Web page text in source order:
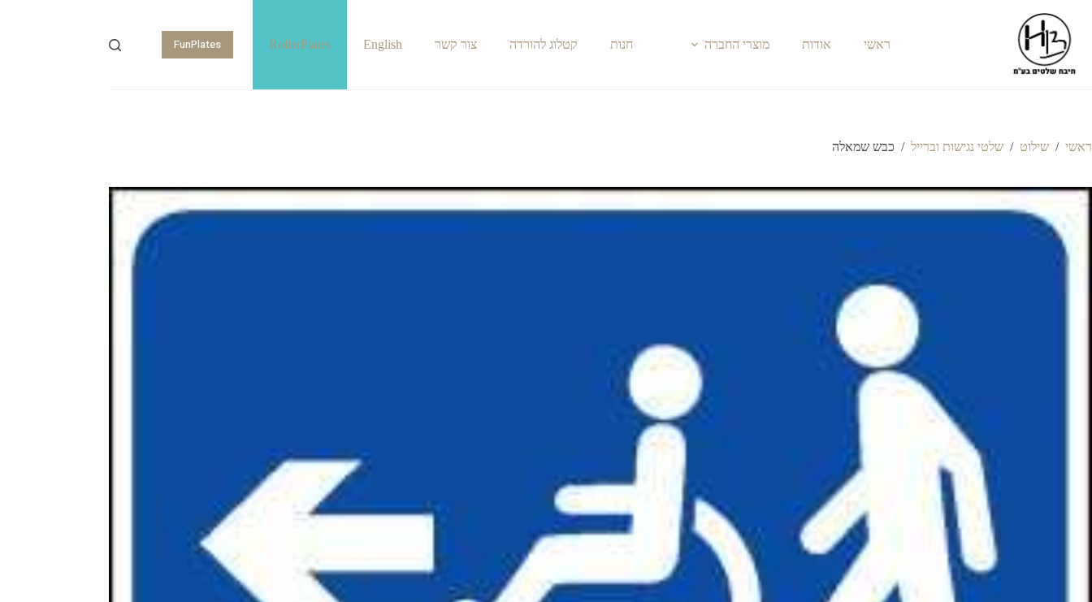
ראשי אודות מוצרי החברה חנות קטלוג להורדה צור קשר English
RollerPlates
FunPlates
Shopping
ראשי / שילוט / שלטי נגישות וברייל / כבש שמאלה